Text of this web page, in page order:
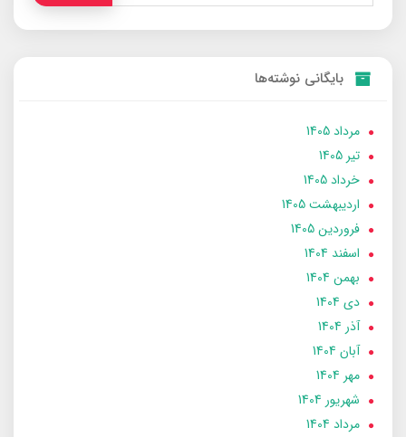
بایگانی نوشته‌ها
مرداد 1405
تير 1405
خرداد 1405
ارديبهشت 1405
فروردین 1405
اسفند 1404
بهمن 1404
دی 1404
آذر 1404
آبان 1404
مهر 1404
شهریور 1404
مرداد 1404